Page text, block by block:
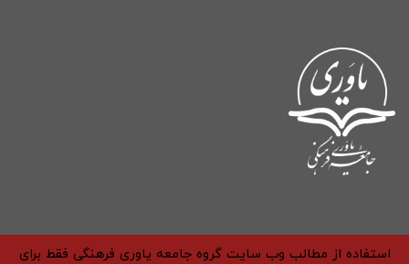
استفاده از مطالب وب سایت گروه جامعه یاوری فرهنگی فقط برای